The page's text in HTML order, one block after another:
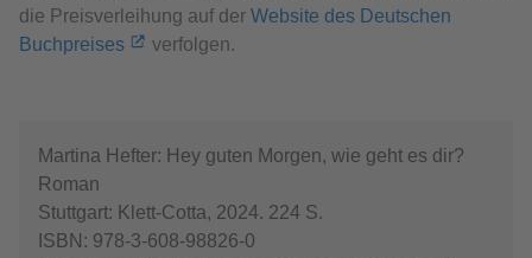
die Preisverleihung auf der Website des Deutschen
Buchpreises
verfolgen.
Martina Hefter: Hey guten Morgen, wie geht es dir?
Roman
Stuttgart: Klett-Cotta, 2024. 224 S.
ISBN: 978-3-608-98826-0